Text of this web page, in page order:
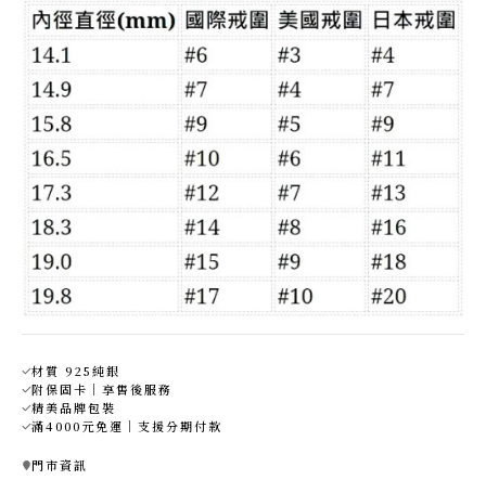
材質 925純銀
附保固卡｜享售後服務
精美品牌包裝
滿4000元免運｜支援分期付款
門市資訊